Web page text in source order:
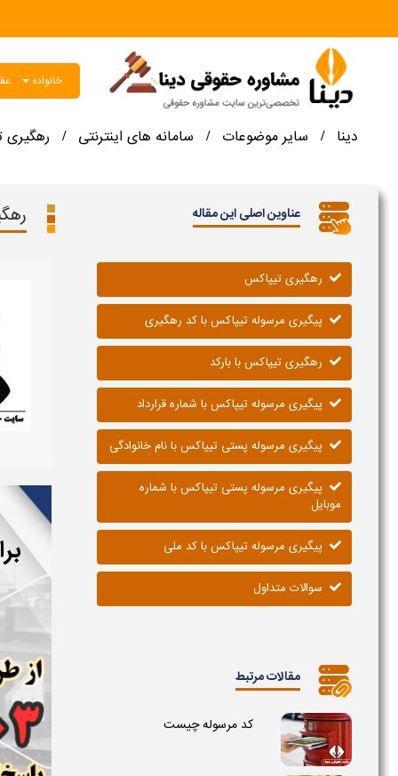
خانواده
دینا / سایر موضوعات / سامانه های اینترنتی /
عناوین اصلی این مقاله
رهگیری تیپاکس
پیگیری مرسوله تیپاکس با کد رهگیری
رهگیری تیپاکس با بارکد
پیگیری مرسوله تیپاکس با شماره قرارداد
پیگیری مرسوله پستی تیپاکس با نام خانوادگی
پیگیری مرسوله پستی تیپاکس با شماره
موبایل
پیگیری مرسوله تیپاکس با کد ملی
سوالات متداول
مقالات مرتبط
کد مرسوله چیست